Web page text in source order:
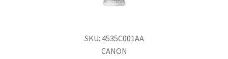
SKU: 4535C001AA
CANON